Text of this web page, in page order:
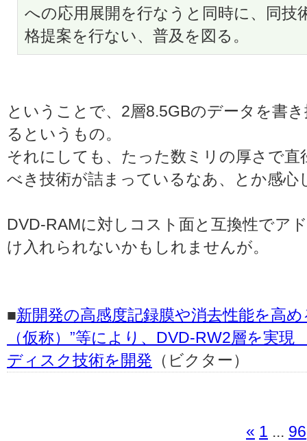
への応用展開を行なうと同時に、同技
格提案を行ない、普及を図る。
ということで、2層8.5GBのデータを書
るというもの。
それにしても、たった数ミリの厚さで
べき技術が詰まっているなあ、とか感心
DVD-RAMに対しコスト面と互換性でア
け入れられないかもしれませんが。
■新開発の高感度記録膜や消去性能を高
（仮称）”等により、DVD-RW2層を実
ディスク技術を開発 （ビクター）
« 1 ... 96